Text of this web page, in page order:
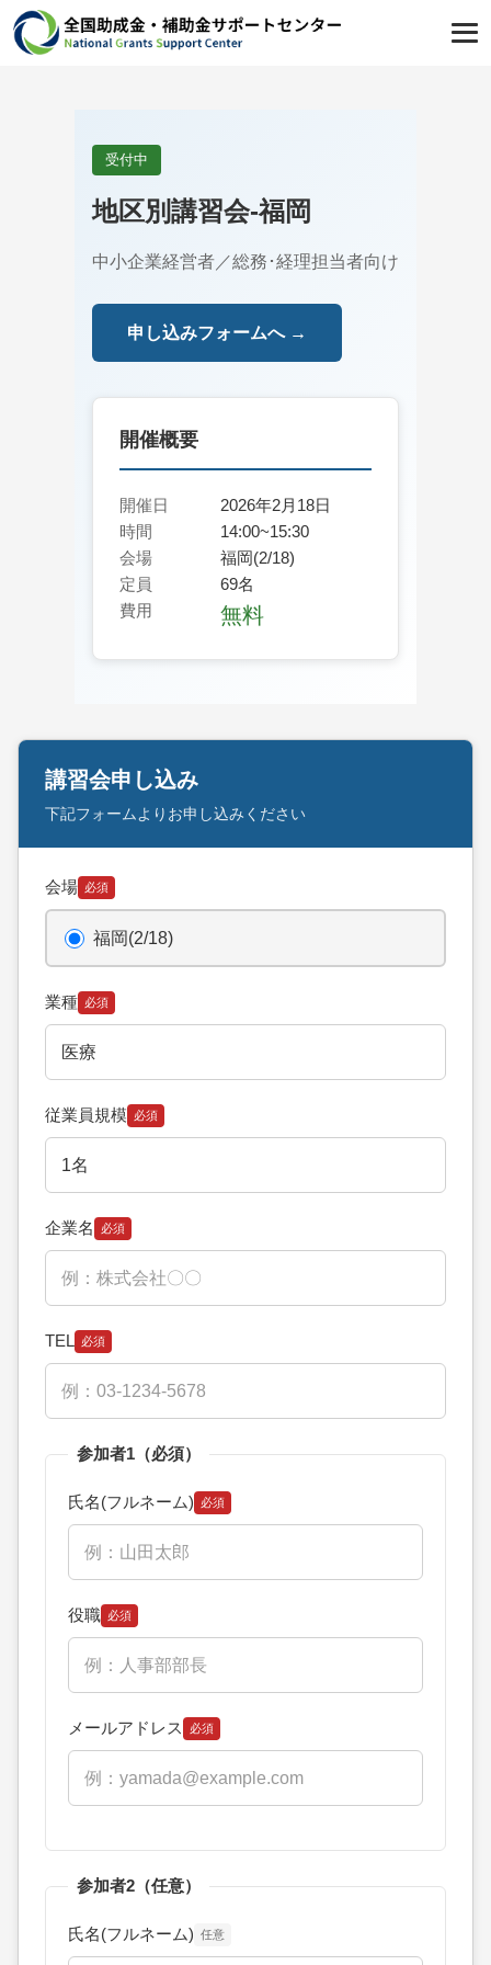
受付中
地区別講習会-福岡
中小企業経営者／総務･経理担当者向け
申し込みフォームへ →
開催概要
開催日
2026年2月18日
時間
14:00~15:30
会場
福岡(2/18)
定員
69名
費用
無料
講習会申し込み
下記フォームよりお申し込みください
会場 必須
福岡(2/18)
業種 必須
従業員規模 必須
企業名 必須
TEL 必須
参加者1（必須）
氏名(フルネーム) 必須
役職 必須
メールアドレス 必須
参加者2（任意）
氏名(フルネーム) 任意